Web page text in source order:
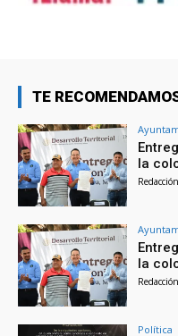
TE
la
Redacción
la
Redacción
Política